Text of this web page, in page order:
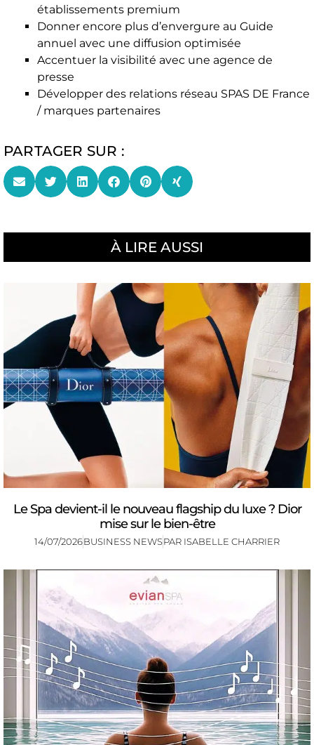
établissements premium
Donner encore plus d’envergure au Guide
annuel avec une diffusion optimisée
Accentuer la visibilité avec une agence de
presse
Développer des relations réseau SPAS DE France
/ marques partenaires
PARTAGER SUR :
À LIRE AUSSI
Le Spa devient-il le nouveau flagship du luxe ? Dior
mise sur le bien-être
14/07/2026BUSINESS NEWSPAR ISABELLE CHARRIER